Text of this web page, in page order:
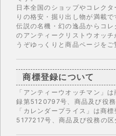
日本全国のショップやコレク
りの格安・掘り出し物が満載で
伝説の名機・幻の逸品からコ
のアンティークリストウオッ
うぞゆっくりと商品ページをご
商標登録について
「アンティーウオッチマン」
録第5120797号、商品及び役
「カレンダープライス」は商
5177217号、商品及び役務の